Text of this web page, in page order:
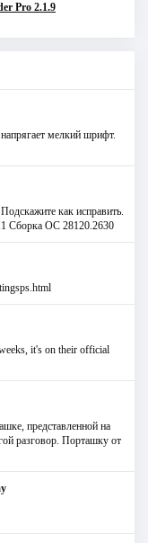
Pro 2.1.9
мелкий шрифт.
как исправить.
Сборка ОС 28120.2630
it's on their official
представленной на
разговор. Порташку от